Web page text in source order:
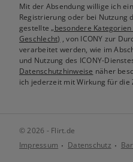
Mit der Absendung willige ich
Registrierung oder bei Nutzung
gestellte„besondere
Geschlecht) , von ICONY zur
verarbeitet werden, wie im
und Nutzung des ICONY-
Datenschutzhinweise näher
ich jederzeit mit Wirkung für die
© 2026 - Flirt.de
Impressum
Datenschutz